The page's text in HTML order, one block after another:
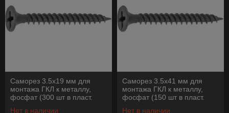
Саморез 3.5х19 мм для
монтажа ГКЛ к металлу,
фосфат (300 шт в пласт.
Нет в наличии
Саморез 3.5х41 мм для
монтажа ГКЛ к металлу,
фосфат (150 шт в пласт.
Нет в наличии